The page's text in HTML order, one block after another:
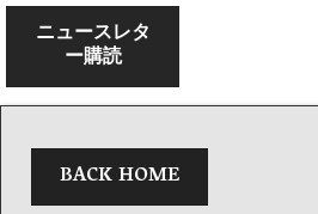
ニュースレタ
ー購読
BACK HOME